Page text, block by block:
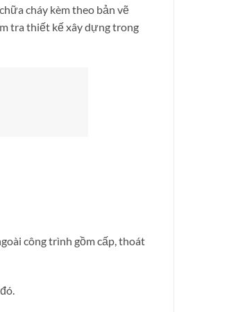
cháy kèm theo bản vẽ
tra thiết kế xây dựng trong
công trình gồm cấp, thoát